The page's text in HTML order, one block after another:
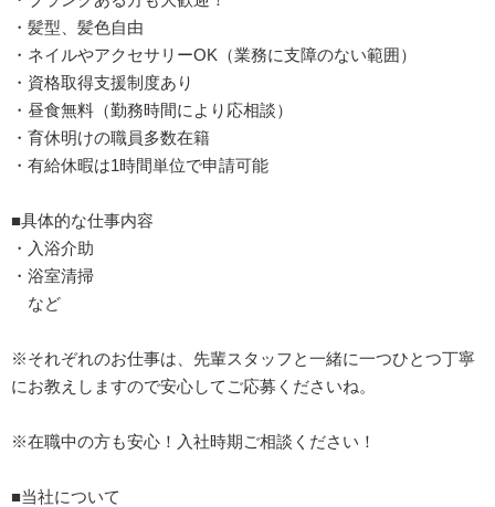
・髪型、髪色自由
・ネイルやアクセサリーOK（業務に支障のない範囲）
・資格取得支援制度あり
・昼食無料（勤務時間により応相談）
・育休明けの職員多数在籍
・有給休暇は1時間単位で申請可能
■具体的な仕事内容
・入浴介助
・浴室清掃
など
※それぞれのお仕事は、先輩スタッフと一緒に一つひとつ丁寧
にお教えしますので安心してご応募くださいね。
※在職中の方も安心！入社時期ご相談ください！
■当社について